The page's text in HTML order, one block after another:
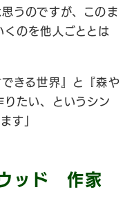
うのですが、このま
のを他人ごととは
きる世界』と『森や
たい、というシン
す」
ッド 作家